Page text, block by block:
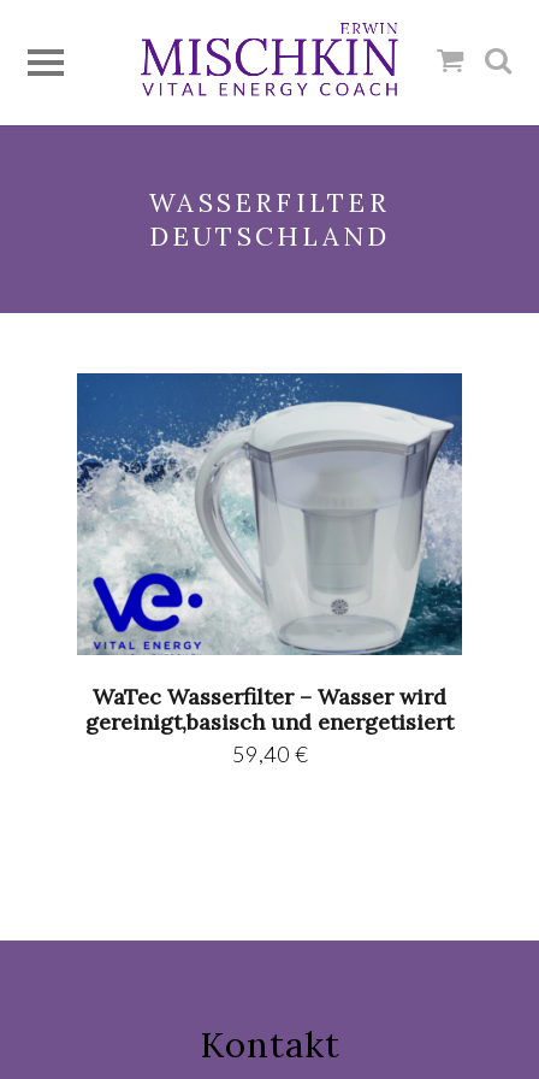
WASSERFILTER
DEUTSCHLAND
WaTec Wasserfilter – Wasser wird
gereinigt,basisch und energetisiert
59,40 €
Kontakt